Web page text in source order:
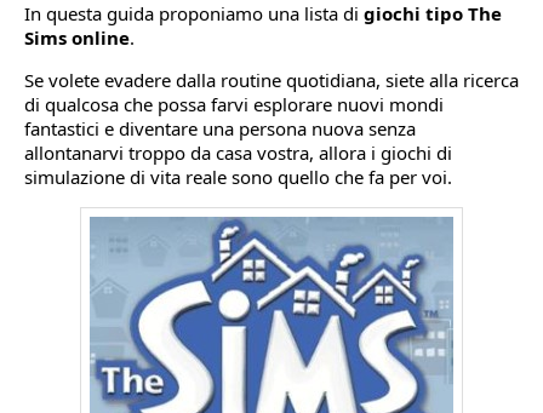
In questa guida proponiamo una lista di giochi tipo The
Sims online.
Se volete evadere dalla routine quotidiana, siete alla ricerca
di qualcosa che possa farvi esplorare nuovi mondi
fantastici e diventare una persona nuova senza
allontanarvi troppo da casa vostra, allora i giochi di
simulazione di vita reale sono quello che fa per voi.